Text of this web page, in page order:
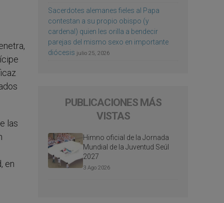
las
en
Sacerdotes alemanes fieles al Papa
contestan a su propio obispo (y
cardenal) quien les orilla a bendecir
parejas del mismo sexo en importante
diócesis julio 25, 2026
PUBLICACIONES MÁS
VISTAS
Himno oficial de la Jornada
Mundial de la Juventud Seúl
2027
3 Ago 2026